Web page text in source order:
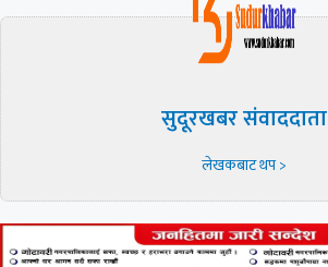
सुदूरखबर संवाददाता
लेखकबाट थप >